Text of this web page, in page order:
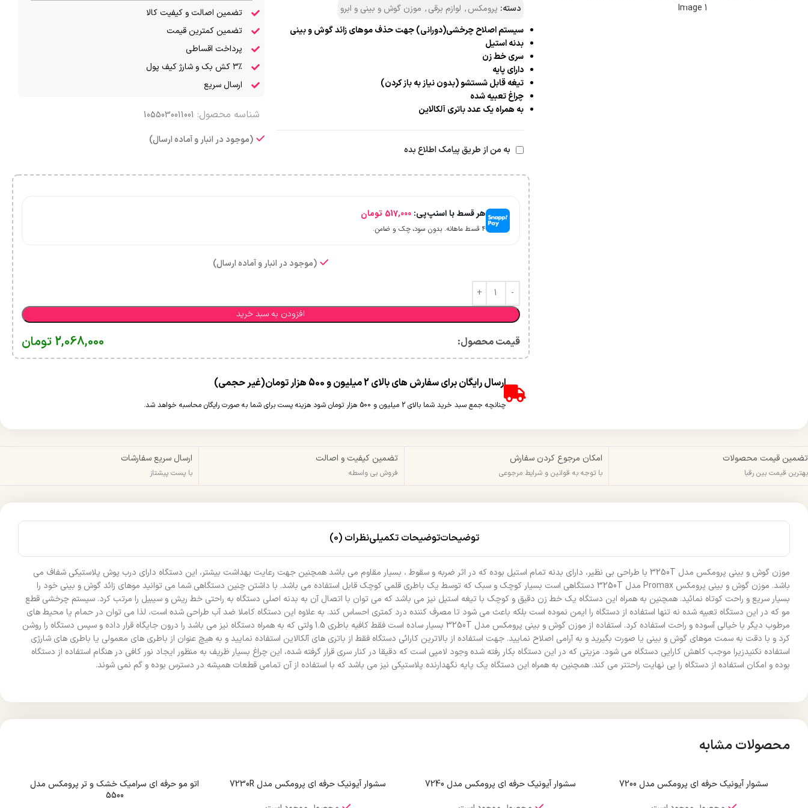
دسته: پرومکس, لوازم برقی, موزن گوش و بینی و ابرو
سیستم اصلاح چرخشی(دورانی) جهت حذف موهای زائد گوش و بینی
بدنه استیل
سری خط زن
دارای پایه
تیغه قابل شستشو (بدون نیاز به باز کردن)
چراغ تعبیه شده
به همراه یک عدد باتری آلکالاین
به من از طریق پیامک اطلاع بده
تضمین اصالت و کیفیت کالا
تضمین کمترین قیمت
پرداخت اقساطی
۳٪ کش بک و شارژ کیف پول
ارسال سریع
شناسه محصول: 1055030011001
(موجود در انبار و آماده ارسال)
هر قسط با اسنپ‌پی:517,000 تومان
۴ قسط ماهانه. بدون سود، چک و ضامن.
(موجود در انبار و آماده ارسال)
افزودن به سبد خرید
قیمت محصول:​ 2,068,000 تومان
ارسال رایگان برای سفارش های بالای 2 میلیون و 500 هزار تومان(غیر حجمی)
چنانچه جمع سبد خرید شما بالای 2 میلیون و 500 هزار تومان شود هزینه پست برای شما به صورت رایگان محاسبه خواهد شد.
تضمین قیمت محصولات
بهترین قیمت بین رقبا
امکان مرجوع کردن سفارش
با توجه به قوانین و شرایط مرجوعی
تضمین کیفیت و اصالت
فروش بی واسطه
ارسال سریع سفارشات
با پست پیشتاز
توضیحاتتوضیحات تکمیلینظرات (0)
موزن گوش و بینی پرومکس مدل 3250T با طراحی بی نظیر، دارای بدنه تمام استیل بوده که در اثر ضربه و سقوط ، بسیار مقاوم می باشد همچنین جهت رعایت بهداشت بیشتر، این دستگاه دارای درب پوش پلاستیکی شفاف می
باشد. موزن گوش و بینی پرومکس Promax مدل 3250T دستگاهی است بسیار کوچک و سبک که توسط یک باطری قلمی کوچک قابل استفاده می باشد. با داشتن چنین دستگاهی شما می توانید موهای زائد گوش و بینی خود را
بسیار سریع و راحت کوتاه نمائید. همچنین به همراه این دستگاه یک خط زن دقیق و کوچک با تیغه استیل نیز می باشد که می توان با اتصال آن به بدنه اصلی دستگاه به راحتی خط ریش و سیبیل را مرتب کرد. سیستم چرخشی قطع
مو که در این دستگاه تعبیه شده نه تنها استفاده از دستگاه را ایمن نموده است بلکه باعث می شود تا مصرف کننده درد کمتری احساس کند. به علاوه این دستگاه کاملا ضد آب طراحی شده است، لذا می توان در حمام یا محیط های
مرطوب دیگر با خیالی آسوده و راحت استفاده کرد. استفاده از موزن گوش و بینی پرومکس مدل 3250T بسیار ساده است فقط کافیه باطری 1.5 ولتی که به همراه دستگاه نیز می باشد را درون جایگاه قرار داده و سپس دستگاه را روشن
کرد و با دقت به سمت موهای گوش و بینی یا صورت بگیرید و به آرامی اصلاح نمایید. جهت استفاده از بالاترین کارائی دستگاه فقط از باتری های آلکالاین استفاده نمایید و به هیچ عنوان از باطری های معمولی یا باطری های شارژی
استفاده نکنیدزیرا موجب کاهش کارایی دستگاه می شود. مزیتی که در این دستگاه بکار رفته شده وجود لامپی است که دقیقا در کنار سری قرار گرفته شده، این چراغ بسیار ظریف به منظور ایجاد نور کافی در هنگام استفاده از دستگاه
بوده و امکان استفاده از دستگاه را بی نهایت راحتتر می کند. همچنین به همراه این دستگاه یک پایه نگهدارنده پلاستیکی نیز می باشد که با استفاده از آن تمامی قطعات همیشه در دسترس بوده و گم نمی شوند.
محصولات مشابه
سشوار آیونیک حرفه ای پرومکس مدل 7200
سشوار آیونیک حرفه ای پرومکس مدل 7240
سشوار آیونیک حرفه ای پرومکس مدل 7230R
اتو مو حرفه ای سرامیک خشک و تر پرومکس مدل
5500